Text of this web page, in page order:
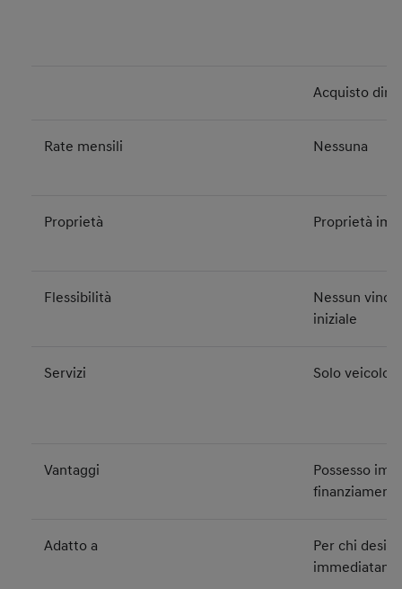
Acquisto
Rate mensili Nessuna
Proprietà Proprietà
Flessibilità
Nessun
iniziale
Servizi Solo veicolo
Vantaggi
Possesso
Adatto a
Per chi